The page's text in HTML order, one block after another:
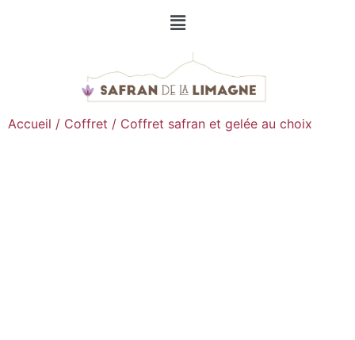
Accueil / Coffret / Coffret safran et gelée au choix